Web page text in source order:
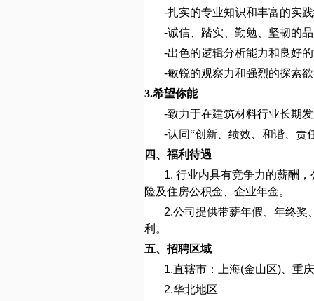
-扎实的专业知识和丰富的实
-诚信、踏实、勤勉、坚韧的
-出色的逻辑分析能力和良好
-敏锐的观察力和强烈的探索
3.希望你能
-致力于在建筑材料行业长期
-认同“创新、绩效、和谐、责
四、福利待遇
1. 行业内具有竞争力的薪酬
险及住房公积金、企业年金。
2.公司提供带薪年假、年终奖
利。
五、招聘区域
1.直辖市：上海(金山区) 、重庆
2.华北地区